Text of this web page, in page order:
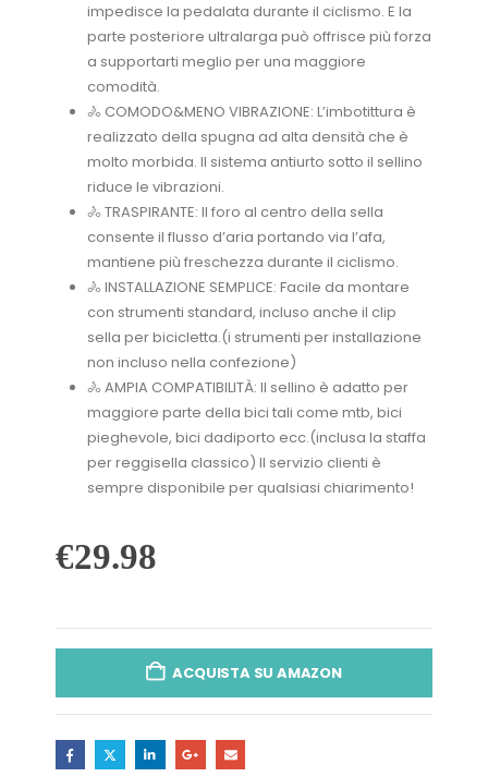
impedisce la pedalata durante il ciclismo. E la
parte posteriore ultralarga può offrisce più forza
a supportarti meglio per una maggiore
comodità.
🚴 COMODO&MENO VIBRAZIONE: L’imbotittura è
realizzato della spugna ad alta densità che è
molto morbida. Il sistema antiurto sotto il sellino
riduce le vibrazioni.
🚴 TRASPIRANTE: Il foro al centro della sella
consente il flusso d’aria portando via l’afa,
mantiene più freschezza durante il ciclismo.
🚴 INSTALLAZIONE SEMPLICE: Facile da montare
con strumenti standard, incluso anche il clip
sella per bicicletta.(i strumenti per installazione
non incluso nella confezione)
🚴 AMPIA COMPATIBILITÀ: Il sellino è adatto per
maggiore parte della bici tali come mtb, bici
pieghevole, bici dadiporto ecc.(inclusa la staffa
per reggisella classico) Il servizio clienti è
sempre disponibile per qualsiasi chiarimento!
€29.98
ACQUISTA SU AMAZON